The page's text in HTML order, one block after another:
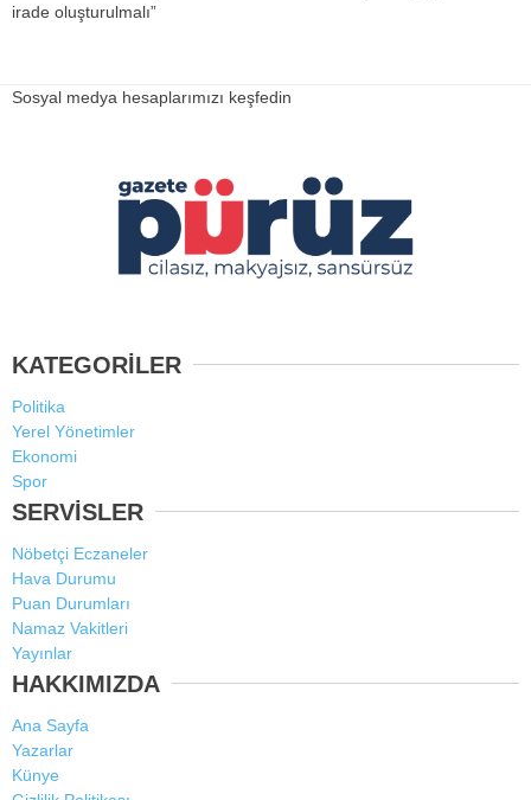
irade oluşturulmalı”
Sosyal medya hesaplarımızı keşfedin
KATEGORİLER
Politika
Yerel Yönetimler
Ekonomi
Spor
SERVİSLER
Nöbetçi Eczaneler
Hava Durumu
Puan Durumları
Namaz Vakitleri
Yayınlar
HAKKIMIZDA
Ana Sayfa
Yazarlar
Künye